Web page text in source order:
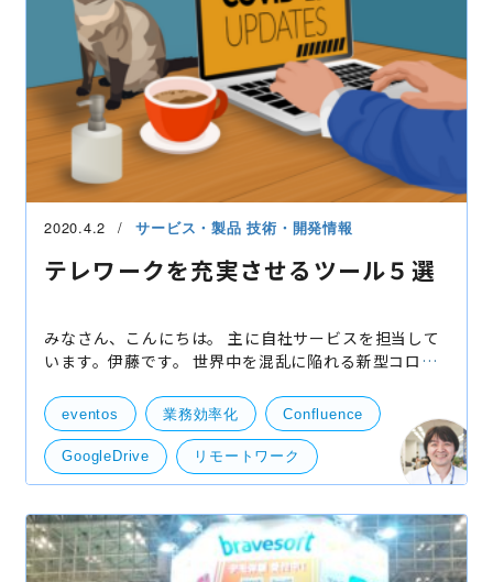
2020.4.2 サービス・製品技術・開発情報
テレワークを充実させるツール５選
みなさん、こんにちは。 主に自社サービスを担当して
います。伊藤です。 世界中を混乱に陥れる新型コロナ
を余儀なくされています。 当初は我々も早めにこのリ
モー
eventos 業務効率化 Confluence
GoogleDrive リモートワーク
テレワーク 開発・便利ツール